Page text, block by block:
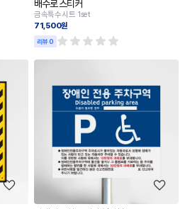
배수로 스티커
금속특수시트 1set
71,500원
리뷰 0